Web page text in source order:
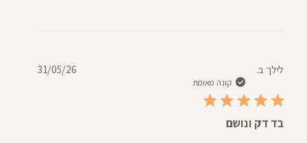
לילך ב.
קונה מאומת
בד דק ונושם
תאריך31/05/26